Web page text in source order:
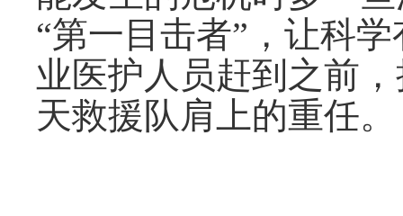
“第一目击者”，让科
业医护人员赶到之前
天救援队肩上的重任。